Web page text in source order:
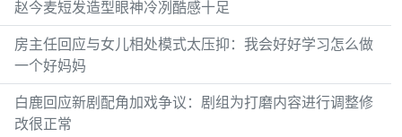
赵今麦短发造型眼神冷冽酷感十足
房主任回应与女儿相处模式太压抑：我会好好学习怎么做
一个好妈妈
白鹿回应新剧配角加戏争议：剧组为打磨内容进行调整修
改很正常